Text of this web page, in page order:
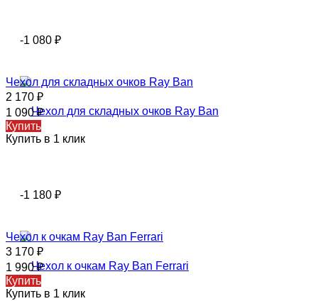
-1 080 ₽
Чехол для складных очков Ray Ban
2 170 ₽
1 090₽
Купить
Купить в 1 клик
-1 180 ₽
Чехол к очкам Ray Ban Ferrari
3 170 ₽
1 990₽
Купить
Купить в 1 клик